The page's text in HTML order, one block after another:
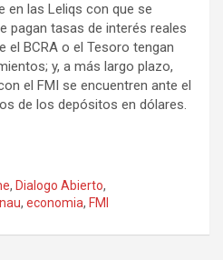
en las Leliqs con que se
pagan tasas de interés reales
el BCRA o el Tesoro tengan
y, a más largo plazo,
el FMI se encuentren ante el
de los depósitos en dólares.
, Dialogo Abierto,
, economia, FMI